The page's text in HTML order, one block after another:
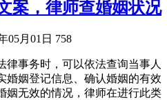
案，律师查婚姻状况
05月01日 758
律事务时，可以依法查询当事人
婚姻登记信息、确认婚姻的有效
姻无效的情况，律师在进行此类